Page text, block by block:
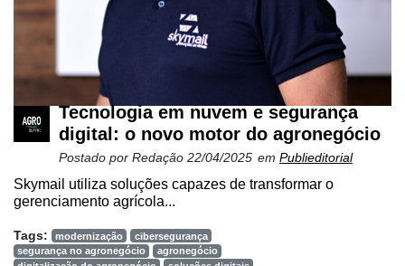
Tecnologia em nuvem e segurança
digital: o novo motor do agronegócio
Postado por Redação 22/04/2025 em Publieditorial
Skymail utiliza soluções capazes de transformar o
gerenciamento agrícola...
Tags: modernização
cibersegurança
segurança no agronegócio
agronegócio